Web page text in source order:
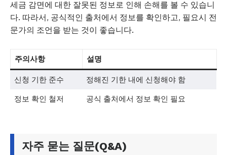
세금 감면에 대한 잘못된 정보로 인해 손해를 볼 수 있습니
다. 따라서, 공식적인 출처에서 정보를 확인하고, 필요시 전
문가의 조언을 받는 것이 좋습니다.
주의사항 설명
신청 기한 준수 정해진 기한 내에 신청해야 함
정보 확인 철저 공식 출처에서 정보 확인 필요
자주 묻는 질문(Q&A)